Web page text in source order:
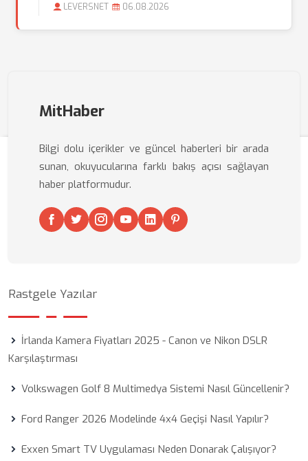
LEVERSNET 06.08.2026
MitHaber
Bilgi dolu içerikler ve güncel haberleri bir arada
sunan, okuyucularına farklı bakış açısı sağlayan
haber platformudur.
Rastgele Yazılar
İrlanda Kamera Fiyatları 2025 - Canon ve Nikon DSLR
Karşılaştırması
Volkswagen Golf 8 Multimedya Sistemi Nasıl Güncellenir?
Ford Ranger 2026 Modelinde 4x4 Geçişi Nasıl Yapılır?
Exxen Smart TV Uygulaması Neden Donarak Çalışıyor?